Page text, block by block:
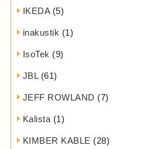
IKEDA(5)
inakustik (1)
IsoTek (9)
JBL(61)
JEFF ROWLAND (7)
Kalista (1)
KIMBER KABLE (28)